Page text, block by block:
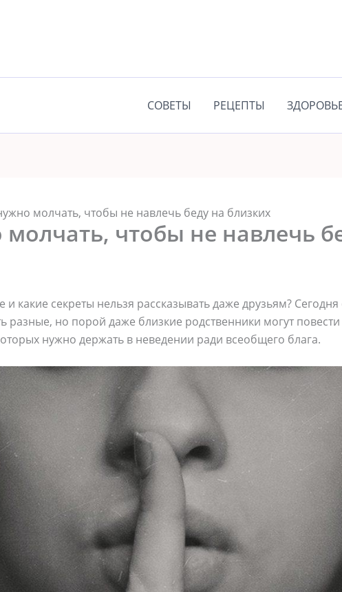
СОВЕТЫ РЕЦЕПТЫ
молчать, чтобы не навлечь беду на близких
чтобы не навлечь
и какие секреты нельзя рассказывать даже друзьям?
разные, но порой даже близкие родственники могут
нужно держать в неведении ради всеобщего блага.